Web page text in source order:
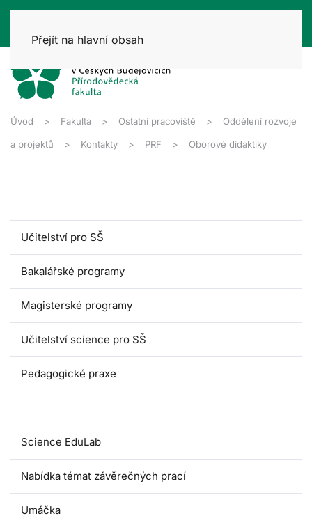
Přejít na hlavní obsah
Úvod Fakulta Ostatní pracoviště Oddělení rozvoje
a projektů Kontakty PRF Oborové didaktiky
Učitelství pro SŠ
Bakalářské programy
Magisterské programy
Učitelství science pro SŠ
Pedagogické praxe
Science EduLab
Nabídka témat závěrečných prací
Umáčka